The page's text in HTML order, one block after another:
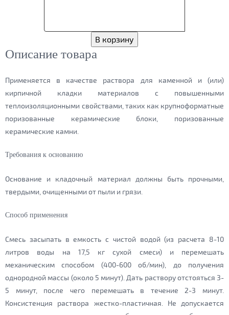
В корзину
Описание товара
Применяется в качестве раствора для каменной и (или)
кирпичной кладки материалов с повышенными
теплоизоляционными свойствами, таких как крупноформатные
поризованные керамические блоки, поризованные
керамические камни.
Требования к основанию
Основание и кладочный материал должны быть прочными,
твердыми, очищенными от пыли и грязи.
Способ применения
Смесь засыпать в емкость с чистой водой (из расчета 8-10
литров воды на 17,5 кг сухой смеси) и перемешать
механическим способом (400-600 об/мин), до получения
однородной массы (около 5 минут). Дать раствору отстояться 3-
5 минут, после чего перемешать в течение 2-3 минут.
Консистенция раствора жестко-пластичная. Не допускается